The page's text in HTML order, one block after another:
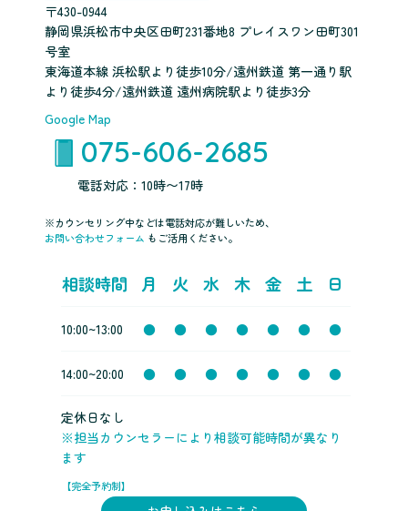
〒430-0944
静岡県浜松市中央区田町231番地8 プレイスワン田町301
号室
東海道本線 浜松駅より徒歩10分/遠州鉄道 第一通り駅
より徒歩4分/遠州鉄道 遠州病院駅より徒歩3分
Google Map
075-606-2685
電話対応：10時〜17時
※カウンセリング中などは電話対応が難しいため、
お問い合わせフォーム もご活用ください。
相談時間 月 火 水 木 金 土 日
10:00~13:00 ● ● ● ● ● ● ●
14:00~20:00 ● ● ● ● ● ● ●
定休日なし
※担当カウンセラーにより相談可能時間が異なり
ます
【完全予約制】